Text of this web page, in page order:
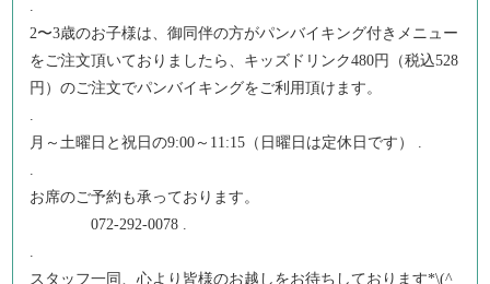
2〜3歳のお子様は、御同伴の方がパンバイキング付きメニュー
をご注文頂いておりましたら、キッズドリンク480円（税込528
円）のご注文でパンバイキングをご利用頂けます。
月～土曜日と祝日の9:00～11:15（日曜日は定休日です） .
お席のご予約も承っております。
072-292-0078 .
スタッフ一同、心より皆様のお越しをお待ちしております*\(^